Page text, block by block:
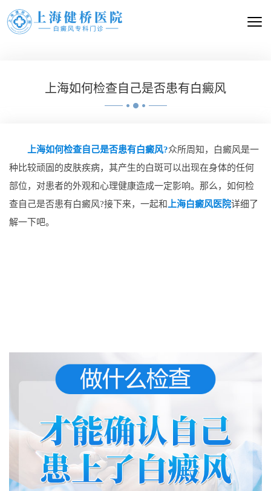
上海如何检查自己是否患有白癜风
上海如何检查自己是否患有白癜风?众所周知，白癜风是一
种比较顽固的皮肤疾病，其产生的白斑可以出现在身体的任何
部位，对患者的外观和心理健康造成一定影响。那么，如何检
查自己是否患有白癜风?接下来，一起和
上海白癜风医院详细了
解一下吧。